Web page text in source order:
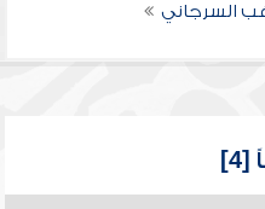
السرجاني